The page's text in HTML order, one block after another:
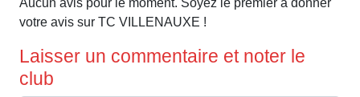
Aucun avis pour le moment. Soyez le premier à donner
votre avis sur TC VILLENAUXE !
Laisser un commentaire et noter le
club